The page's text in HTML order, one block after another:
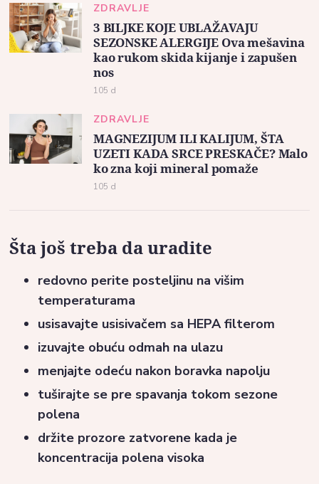
ZDRAVLJE
3 BILJKE KOJE UBLAŽAVAJU
SEZONSKE ALERGIJE Ova mešavina
kao rukom skida kijanje i zapušen
nos
105 d
ZDRAVLJE
MAGNEZIJUM ILI KALIJUM, ŠTA
UZETI KADA SRCE PRESKAČE? Malo
ko zna koji mineral pomaže
105 d
Šta još treba da uradite
redovno perite posteljinu na višim
temperaturama
usisavajte usisivačem sa HEPA filterom
izuvajte obuću odmah na ulazu
menjajte odeću nakon boravka napolju
tuširajte se pre spavanja tokom sezone
polena
držite prozore zatvorene kada je
koncentracija polena visoka